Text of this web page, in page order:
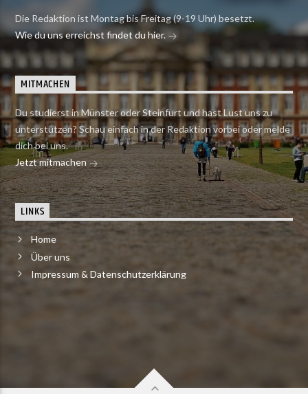
Die Redaktion ist Montag bis Freitag (9-19 Uhr) besetzt.
Wie du uns erreichst findet du hier.
MITMACHEN
Du studierst in Münster oder Steinfurt und hast Lust uns zu
unterstützen? Schau einfach in der Redaktion vorbei oder melde
dich bei uns.
Jetzt mitmachen
LINKS
Home
Über uns
Impressum & Datenschutzerklärung